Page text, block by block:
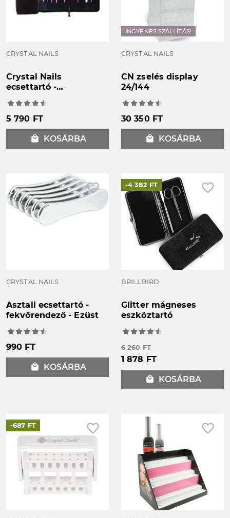
CRYSTAL NAILS
Crystal Nails
ecsettartó -
5 790 FT
local_mall KOSÁRBA
INGYENES SZÁLLÍTÁS!
CRYSTAL NAILS
CN zselés display
24/144
30 350 FT
local_mall KOSÁRBA
favorite_border
CRYSTAL NAILS
Asztali ecsettartó -
fekvőrendező - Ezüst
990 FT
local_mall KOSÁRBA
favorite_border
-4 382 FT
BRILLBIRD
Glitter mágneses
eszköztartó
6 260 FT
1 878 FT
local_mall KOSÁRBA
favorite_border
-687 FT favorite_border